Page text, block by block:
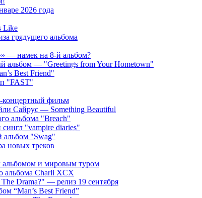
2026 года
Like
грядущего альбома
— намек на 8-й альбом?
альбом — "Greetings from Your Hometown"
Best Friend"
"FAST"
фильм
Сайрус — Something Beautiful
альбома "Breach"
"vampire diaries"
альбом "Swag"
новых треков
альбомом и мировым туром
Charli XCX
Drama?" — релиз 19 сентября
“Man’s Best Friend”